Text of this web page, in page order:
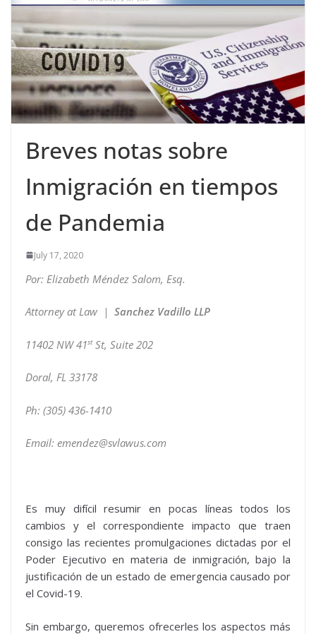
Breves notas sobre
Inmigración en tiempos
de Pandemia
July 17, 2020
Por: Elizabeth Méndez Salom, Esq.
Attorney at Law | Sanchez Vadillo LLP
11402 NW 41stSt, Suite 202
Doral, FL 33178
Ph: (305) 436-1410
Email: emendez@svlawus.com
Es muy difícil resumir en pocas líneas todos los
cambios y el correspondiente impacto que traen
consigo las recientes promulgaciones dictadas por el
Poder Ejecutivo en materia de inmigración, bajo la
justificación de un estado de emergencia causado por
el Covid-19.
Sin embargo, queremos ofrecerles los aspectos más